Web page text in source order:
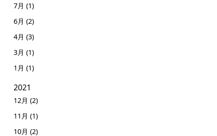
7月 (1)
6月 (2)
4月 (3)
3月 (1)
1月 (1)
2021
12月 (2)
11月 (1)
10月 (2)